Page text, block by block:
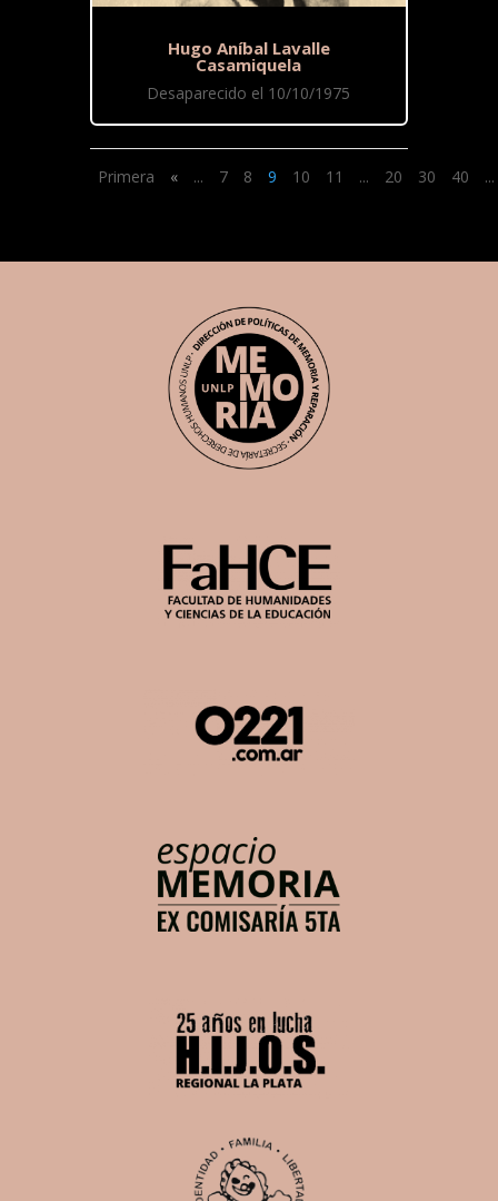
Hugo Aníbal Lavalle
Casamiquela
Desaparecido el 10/10/1975
Primera « ... 7 8 9 10 11 ... 20 30 40 ...